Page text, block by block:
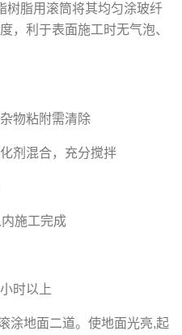
树脂用滚筒将其均匀涂玻纤
，利于表面施工时无气泡、
物粘附需清除
剂混合，充分搅拌
施工完成
时以上
涂地面二道。使地面光亮,起